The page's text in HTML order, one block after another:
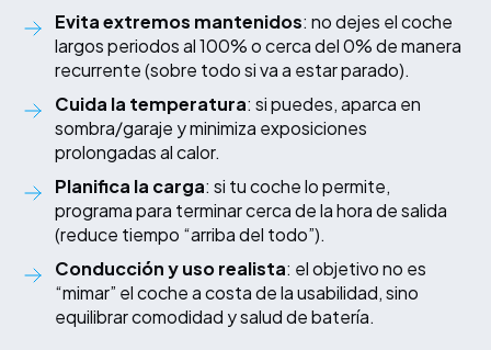
Evita extremos mantenidos: no dejes el coche
largos periodos al 100% o cerca del 0% de manera
recurrente (sobre todo si va a estar parado).
Cuida la temperatura: si puedes, aparca en
sombra/garaje y minimiza exposiciones
prolongadas al calor.
Planifica la carga: si tu coche lo permite,
programa para terminar cerca de la hora de salida
(reduce tiempo “arriba del todo”).
Conducción y uso realista: el objetivo no es
“mimar” el coche a costa de la usabilidad, sino
equilibrar comodidad y salud de batería.